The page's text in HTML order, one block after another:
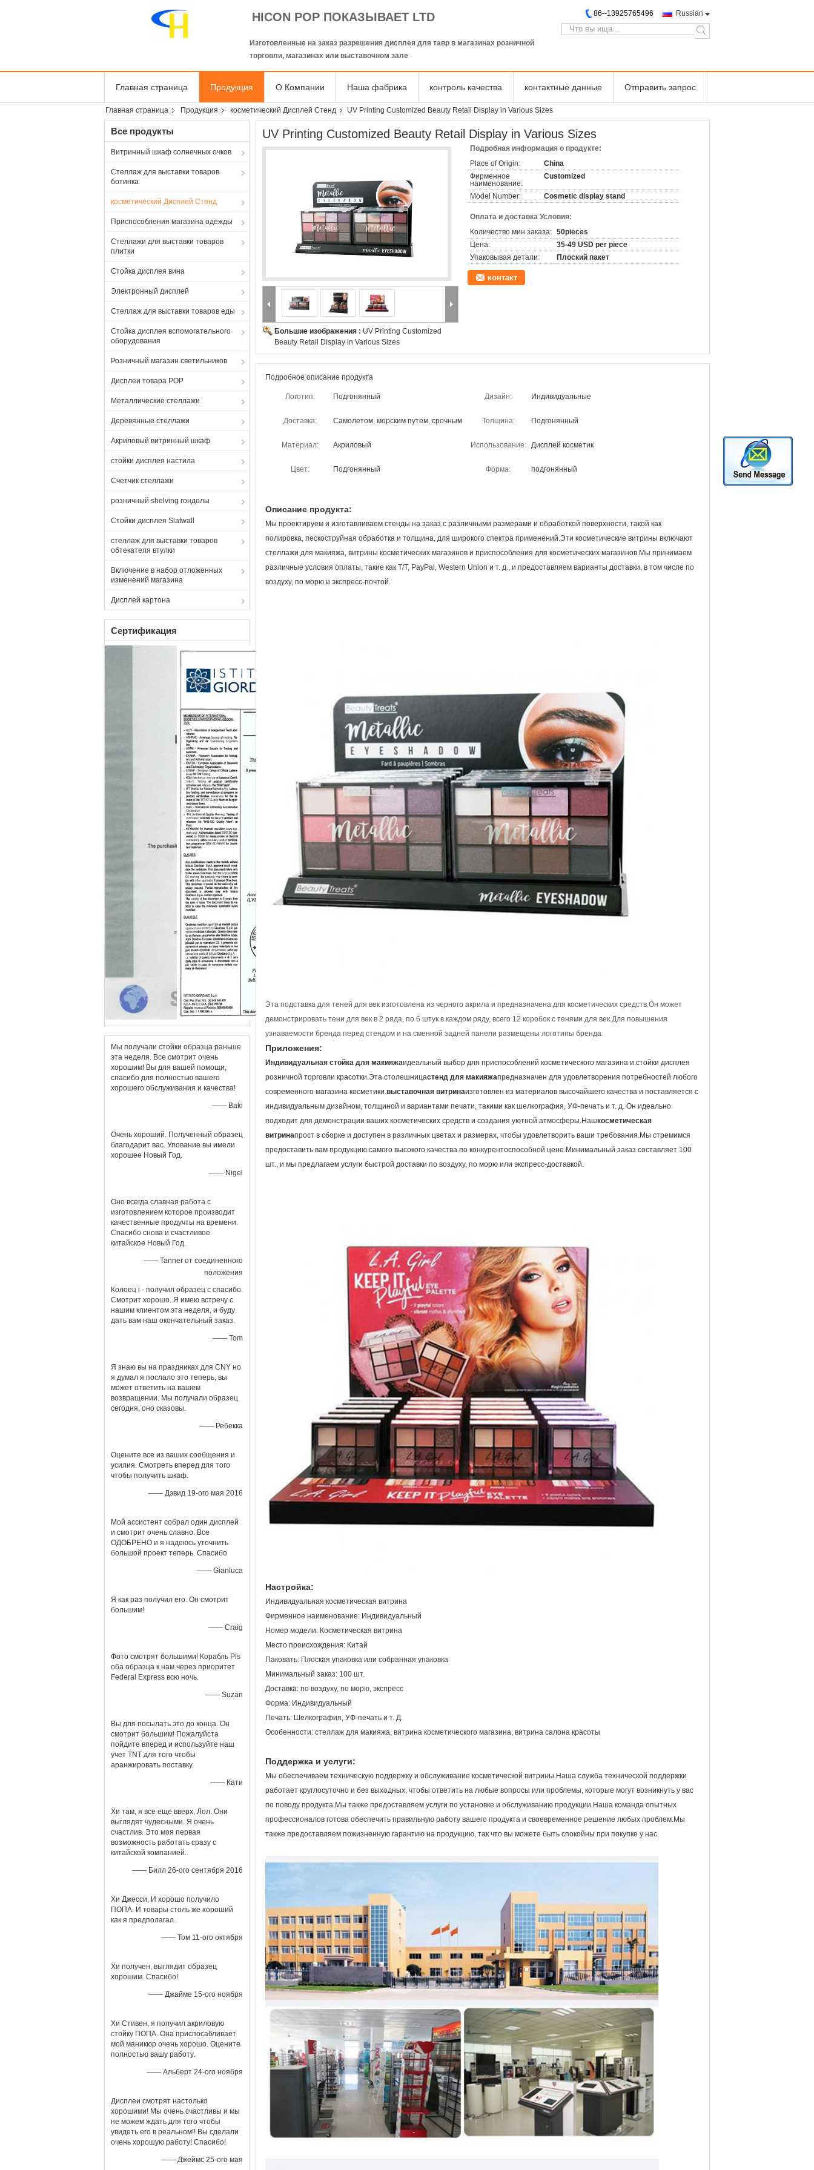
HICON POP ПОКАЗЫВАЕТ LTD
Изготовленные на заказ разрешения дисплея для тавр в магазинах розничной
торговли, магазинах или выставочном зале
Russian
86--13925765496
search
Главная страница Продукция О Компании Наша фабрика контроль качества контактные данные Отправить запрос
Главная страница Продукция косметический Дисплей Стенд UV Printing Customized Beauty Retail Display in Various Sizes
Все продукты
Витринный шкаф солнечных очков
Стеллаж для выставки товаров
ботинка
косметический Дисплей Стенд
Приспособления магазина одежды
Стеллажи для выставки товаров
плитки
Стойка дисплея вина
Электронный дисплей
Стеллаж для выставки товаров еды
Стойка дисплея вспомогательного
оборудования
Розничный магазин светильников
Дисплеи товара POP
Металлические стеллажи
Деревянные стеллажи
Акриловый витринный шкаф
стойки дисплея настила
Счетчик стеллажи
розничный shelving гондолы
Стойки дисплея Slatwall
стеллаж для выставки товаров
обтекателя втулки
Включение в набор отложенных
изменений магазина
Дисплей картона
Сертификация
Мы получали стойки образца раньше
эта неделя. Все смотрит очень
хорошим! Вы для вашей помощи,
спасибо для полностью вашего
хорошего обслуживания и качества!
—— Baki
Очень хороший. Полученный образец
благодарит вас. Упование вы имели
хорошее Новый Год.
—— Nigel
Оно всегда славная работа с
изготовлением которое производит
качественные продучты на времени.
Спасибо снова и счастливое
китайское Новый Год.
—— Tanner от соединенного
положения
Колоец i - получил образец с спасибо.
Смотрит хорошо. Я имею встречу с
нашим клиентом эта неделя, и буду
дать вам наш окончательный заказ.
—— Tom
Я знаю вы на праздниках для CNY но
я думал я послало это теперь, вы
может ответить на вашем
возвращении. Мы получали образец
сегодня, оно сказовы.
—— Ребекка
Оцените все из ваших сообщения и
усилия. Смотреть вперед для того
чтобы получить шкаф.
—— Дэвид 19-ого мая 2016
Мой ассистент собрал один дисплей
и смотрит очень славно. Все
ОДОБРЕНО и я надеюсь уточнить
большой проект теперь. Спасибо
—— Gianluca
Я как раз получил его. Он смотрит
большим!
—— Craig
Фото смотрят большими! Корабль Pls
оба образца к нам через приоритет
Federal Express всю ночь.
—— Suzan
Вы для посылать это до конца. Он
смотрит большим! Пожалуйста
пойдите вперед и используйте наш
учет TNT для того чтобы
аранжировать поставку.
—— Кати
Хи там, я все еще вверх, Лол. Они
выглядят чудесными. Я очень
счастлив. Это моя первая
возможность работать сразу с
китайской компанией.
—— Билл 26-ого сентября 2016
Хи Джесси, И хорошо получило
ПОПА. И товары столь же хороший
как я предполагал.
—— Том 11-ого октября
Хи получен, выглядит образец
хорошим. Спасибо!
—— Джайме 15-ого ноября
Хи Стивен, я получил акриловую
стойку ПОПА. Она приспосабливает
мой маникюр очень хорошо. Оцените
полностью вашу работу.
—— Альберт 24-ого ноября
Дисплеи смотрят настолько
хорошими! Мы очень счастливы и мы
не можем ждать для того чтобы
увидеть его в реальном!! Вы сделали
очень хорошую работу! Спасибо!
—— Джеймс 25-ого мая
UV Printing Customized Beauty Retail Display in Various Sizes
Большие изображения : UV Printing Customized
Beauty Retail Display in Various Sizes
Подробная информация о продукте:
Place of Origin:
China
Фирменное
наименование:
Customized
Model Number: Cosmetic display stand
Оплата и доставка Условия:
Количество мин заказа: 50pieces
Цена:
35-49 USD per piece
Упаковывая детали:
Плоский пакет
контакт
Подробное описание продукта
Логотип: Подгонянный Дизайн: Индивидуальные
Доставка: Самолетом, морским путем, срочным Толщина: Подгонянный
Материал: Акриловый Использование: Дисплей косметик
Цвет: Подгонянный Форма: подгонянный
Описание продукта:
Мы проектируем и изготавливаем стенды на заказ с различными размерами и обработкой поверхности, такой как
полировка, пескоструйная обработка и толщина, для широкого спектра применений.Эти косметические витрины включают
стеллажи для макияжа, витрины косметических магазинов и приспособления для косметических магазинов.Мы принимаем
различные условия оплаты, такие как T/T, PayPal, Western Union и т. д., и предоставляем варианты доставки, в том числе по
воздуху, по морю и экспресс-почтой.
Эта подставка для теней для век изготовлена ​​из черного акрила и предназначена для косметических средств.Он может
демонстрировать тени для век в 2 ряда, по 6 штук в каждом ряду, всего 12 коробок с тенями для век.Для повышения
узнаваемости бренда перед стендом и на сменной задней панели размещены логотипы бренда.
Приложения:
Индивидуальная стойка для макияжаидеальный выбор для приспособлений косметического магазина и стойки дисплея
розничной торговли красотки.Эта столешницастенд для макияжапредназначен для удовлетворения потребностей любого
современного магазина косметики.выставочная витринаизготовлен из материалов высочайшего качества и поставляется с
индивидуальным дизайном, толщиной и вариантами печати, такими как шелкография, УФ-печать и т. д. Он идеально
подходит для демонстрации ваших косметических средств и создания уютной атмосферы.Нашкосметическая
витринапрост в сборке и доступен в различных цветах и ​​размерах, чтобы удовлетворить ваши требования.Мы стремимся
предоставить вам продукцию самого высокого качества по конкурентоспособной цене.Минимальный заказ составляет 100
шт., и мы предлагаем услуги быстрой доставки по воздуху, по морю или экспресс-доставкой.
Настройка:
Индивидуальная косметическая витрина
Фирменное наименование: Индивидуальный
Номер модели: Косметическая витрина
Место происхождения: Китай
Паковать: Плоская упаковка или собранная упаковка
Минимальный заказ: 100 шт.
Доставка: по воздуху, по морю, экспресс
Форма: Индивидуальный
Печать: Шелкография, УФ-печать и т. Д.
Особенности: стеллаж для макияжа, витрина косметического магазина, витрина салона красоты
Поддержка и услуги:
Мы обеспечиваем техническую поддержку и обслуживание косметической витрины.Наша служба технической поддержки
работает круглосуточно и без выходных, чтобы ответить на любые вопросы или проблемы, которые могут возникнуть у вас
по поводу продукта.Мы также предоставляем услуги по установке и обслуживанию продукции.Наша команда опытных
профессионалов готова обеспечить правильную работу вашего продукта и своевременное решение любых проблем.Мы
также предоставляем пожизненную гарантию на продукцию, так что вы можете быть спокойны при покупке у нас.